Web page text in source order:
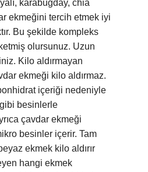
karabuğday, chia
ekmeğini tercih etmek iyi
Bu şekilde kompleks
olursunuz. Uzun
Kilo aldırmayan
ekmeği kilo aldırmaz.
içeriği nedeniyle
besinlerle
çavdar ekmeği
besinler içerir. Tam
ekmek kilo aldırır
hangi ekmek